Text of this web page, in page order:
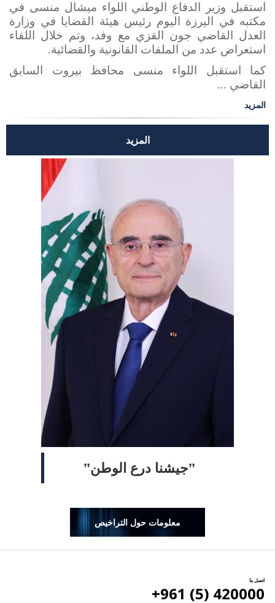
ˮجيشنا درع الوطنˮ
معلومات حول التراخيص
استقبل وزير الدفاع الوطني اللواء ميشال منسى في
مكتبه في اليرزة اليوم رئيس هيئة القضايا في وزارة
العدل القاضي جون القزي مع وفد، وتم خلال اللقاء
استعراض عدد من الملفات القانونية والقضائية.
كما استقبل اللواء منسى محافظ بيروت السابق
القاضي ...
المزيد
المزيد
اتصل بنا
420000 (5) 961+